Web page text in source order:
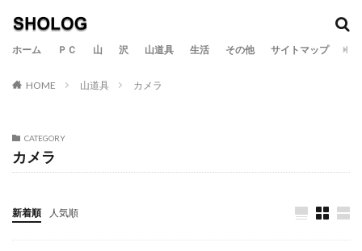
ホーム ＰＣ 山 沢 山道具 生活 その他 サイトマップ
HOME 山道具 カメラ
CATEGORY
カメラ
新着順 人気順
カテゴリー